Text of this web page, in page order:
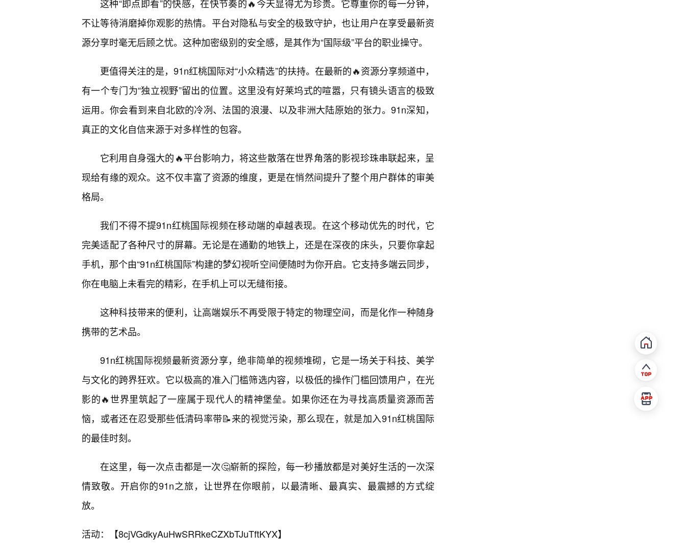
这种“即点即看”的快感，在快节奏的🔥今天显得尤为珍贵。它尊重你的每一分钟，
不让等待消磨掉你观影的热情。平台对隐私与安全的极致守护，也让用户在享受最新资
源分享时毫无后顾之忧。这种加密级别的安全感，是其作为“国际级”平台的职业操守。
更值得关注的是，91n红桃国际对“小众精选”的扶持。在最新的🔥资源分享频道中，
有一个专门为“独立视野”留出的位置。这里没有好莱坞式的喧嚣，只有镜头语言的极致
运用。你会看到来自北欧的冷冽、法国的浪漫、以及非洲大陆原始的张力。91n深知，
真正的文化自信来源于对多样性的包容。
它利用自身强大的🔥平台影响力，将这些散落在世界角落的影视珍珠串联起来，呈
现给有缘的观众。这不仅丰富了资源的维度，更是在悄然间提升了整个用户群体的审美
格局。
我们不得不提91n红桃国际视频在移动端的卓越表现。在这个移动优先的时代，它
完美适配了各种尺寸的屏幕。无论是在通勤的地铁上，还是在深夜的床头，只要你拿起
手机，那个由“91n红桃国际”构建的梦幻视听空间便随时为你开启。它支持多端云同步，
你在电脑上未看完的精彩，在手机上可以无缝衔接。
这种科技带来的便利，让高端娱乐不再受限于特定的物理空间，而是化作一种随身
携带的艺术品。
91n红桃国际视频最新资源分享，绝非简单的视频堆砌，它是一场关于科技、美学
与文化的跨界狂欢。它以极高的准入门槛筛选内容，以极低的操作门槛回馈用户，在光
影的🔥世界里筑起了一座属于现代人的精神堡垒。如果你还在为寻找高质量资源而苦
恼，或者还在忍受那些低清码率带📝来的视觉污染，那么现在，就是加入91n红桃国际
的最佳时刻。
在这里，每一次点击都是一次🤔崭新的探险，每一秒播放都是对美好生活的一次深
情致敬。开启你的91n之旅，让世界在你眼前，以最清晰、最真实、最震撼的方式绽
放。
活动：【8cjVGdkyAuHwSRRkeCZXbTJuTftKYX】